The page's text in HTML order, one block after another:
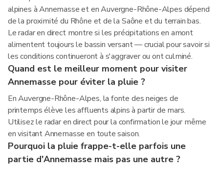
alpines à Annemasse et en Auvergne-Rhône-Alpes dépend
de la proximité du Rhône et de la Saône et du terrain bas.
Le radar en direct montre si les précipitations en amont
alimentent toujours le bassin versant — crucial pour savoir si
les conditions continueront à s'aggraver ou ont culminé.
Quand est le meilleur moment pour visiter
Annemasse pour éviter la pluie ?
En Auvergne-Rhône-Alpes, la fonte des neiges de
printemps élève les affluents alpins à partir de mars.
Utilisez le radar en direct pour la confirmation le jour même
en visitant Annemasse en toute saison.
Pourquoi la pluie frappe-t-elle parfois une
partie d'Annemasse mais pas une autre ?